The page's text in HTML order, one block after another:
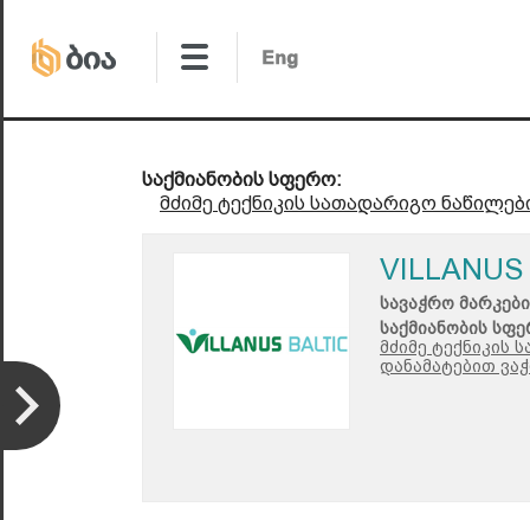
საქმიანობის სფერო:
მძიმე ტექნიკის სათადარიგო
სავაჭრო
საქმიანობის
მძიმე ტექნიკის
დანამატებით